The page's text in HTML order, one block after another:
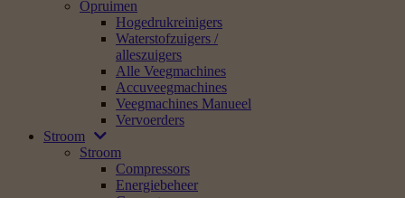
Opruimen
Hogedrukreinigers
Waterstofzuigers /
alleszuigers
Alle Veegmachines
Accuveegmachines
Veegmachines Manueel
Vervoerders
Stroom
Stroom
Compressors
Energiebeheer